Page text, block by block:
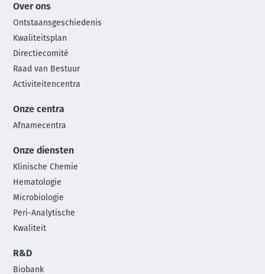
footer
menu
Over ons
Ontstaansgeschiedenis
Kwaliteitsplan
Directiecomité
Raad van Bestuur
Activiteitencentra
Onze centra
Afnamecentra
Onze diensten
Klinische Chemie
Hematologie
Microbiologie
Peri-Analytische
Kwaliteit
R&D
Biobank